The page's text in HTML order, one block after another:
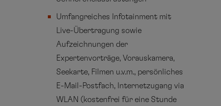
Umfangreiches Infotainment mit
Live-Übertragung sowie
Aufzeichnungen der
Expertenvorträge, Vorauskamera,
Seekarte, Filmen u.v.m., persönliches
E-Mail-Postfach, Internetzugang via
WLAN (kostenfrei für eine Stunde